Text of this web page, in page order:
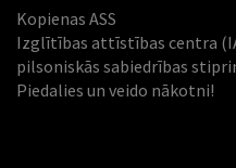
Kopienas ASS
Izglītības attīstības centra
pilsoniskās sabiedrības
Piedalies un veido nākotni!